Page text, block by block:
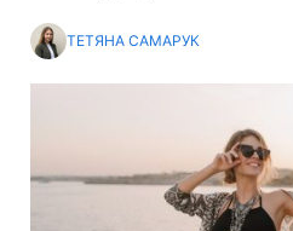
ТЕТЯНА САМАРУК